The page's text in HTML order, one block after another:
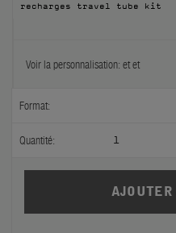
INTÉRIEUR
BODY — HAIR — FACE
GROOMING
ODDITIES
recharges travel tube kit
Voir la personnalisation: etet
Format:
Quantité: 1